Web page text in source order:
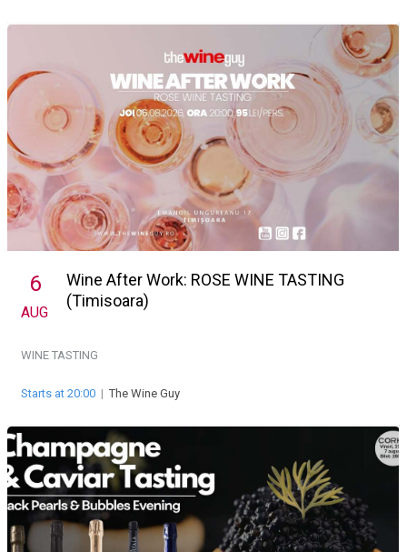
6
AUG
Wine After Work: ROSE WINE TASTING
(Timisoara)
WINE TASTING
Starts at 20:00 |The Wine Guy